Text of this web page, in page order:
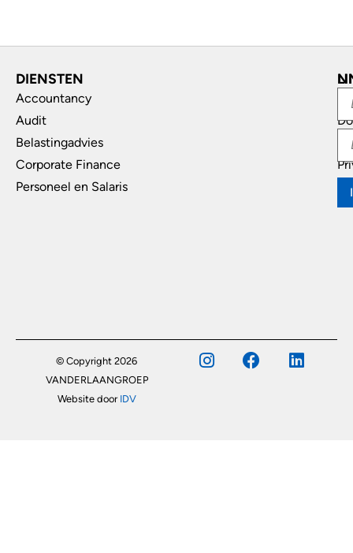
DIENSTEN
Accountancy
Audit
Belastingadvies
Corporate Finance
Personeel en Salaris
© Copyright 2026
VANDERLAANGROEP
Website door IDV